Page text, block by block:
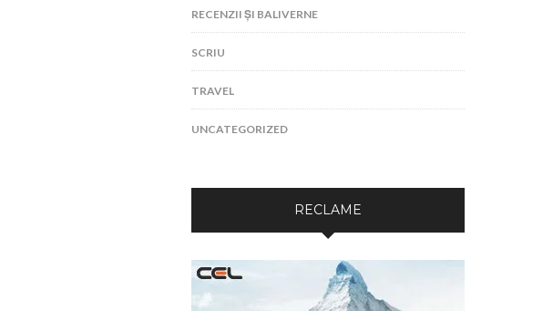
RECENZII ȘI BALIVERNE
SCRIU
TRAVEL
UNCATEGORIZED
RECLAME